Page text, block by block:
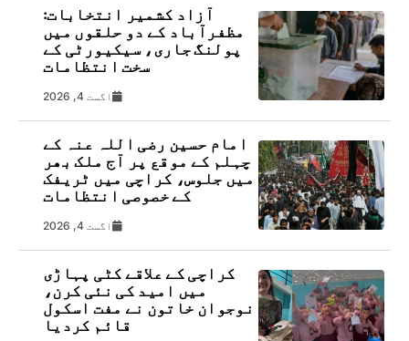
آزاد کشمیر انتخابات:
مظفرآباد کے دو حلقوں میں
پولنگ جاری، سیکیورٹی کے
سخت انتظامات
اگست 4, 2026
امام حسین رضی اللہ عنہ کے
چہلم کے موقع پر آج ملک بھر
میں جلوس، کراچی میں ٹریفک
کے خصوصی انتظامات
اگست 4, 2026
کراچی کے علاقے کٹی پہاڑی
میں امید کی نئی کرن،
نوجوان خاتون نے مفت اسکول
قائم کردیا